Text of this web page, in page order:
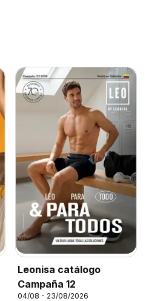
Leonisa catálogo
Campaña 12
04/08 - 23/08/2026